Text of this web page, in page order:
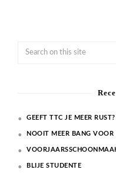
GEEFT TTC JE MEER RUST?
NOOIT MEER BANG VOOR
BLIJE STUDENTE